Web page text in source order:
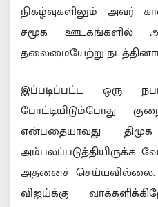
நிகழ்வுகளிலும் அவர்
சமூக ஊடகங்களில்
தலைமையேற்று
இப்படிப்பட்ட ஒரு
போட்டியிடும்போது
என்பதையாவது
அதனைச் செய்யவில்லை.
விஜய்க்கு